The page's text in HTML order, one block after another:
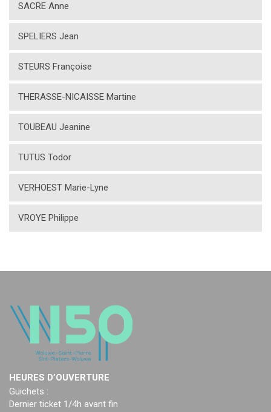
SACRE Anne
SPELIERS Jean
STEURS Françoise
THERASSE-NICAISSE Martine
TOUBEAU Jeanine
TUTUS Todor
VERHOEST Marie-Lyne
VROYE Philippe
HEURES D’OUVERTURE
Guichets :
Dernier ticket 1/4h avant fin